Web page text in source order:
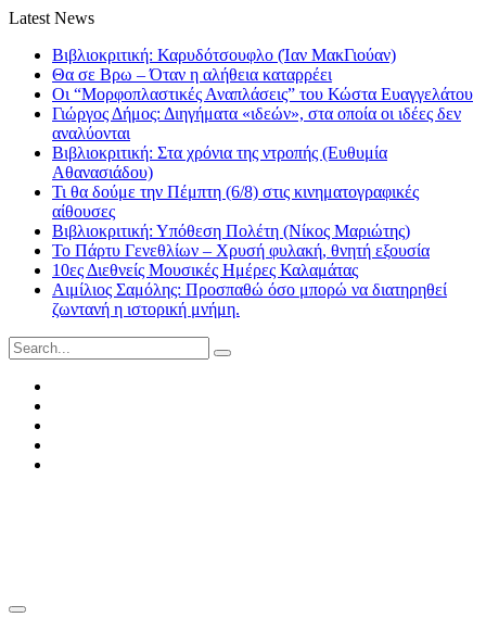
Latest News
Βιβλιοκριτική: Καρυδότσουφλο (Ίαν ΜακΓιούαν)
Θα σε Βρω – Όταν η αλήθεια καταρρέει
Οι “Μορφοπλαστικές Αναπλάσεις” του Κώστα Ευαγγελάτου
Γιώργος Δήμος: Διηγήματα «ιδεών», στα οποία οι ιδέες δεν
αναλύονται
Βιβλιοκριτική: Στα χρόνια της ντροπής (Ευθυμία
Αθανασιάδου)
Τι θα δούμε την Πέμπτη (6/8) στις κινηματογραφικές
αίθουσες
Βιβλιοκριτική: Υπόθεση Πολέτη (Νίκος Μαριώτης)
Το Πάρτυ Γενεθλίων – Χρυσή φυλακή, θνητή εξουσία
10ες Διεθνείς Μουσικές Ημέρες Καλαμάτας
Αιμίλιος Σαμόλης: Προσπαθώ όσο μπορώ να διατηρηθεί
ζωντανή η ιστορική μνήμη.
Search
for: